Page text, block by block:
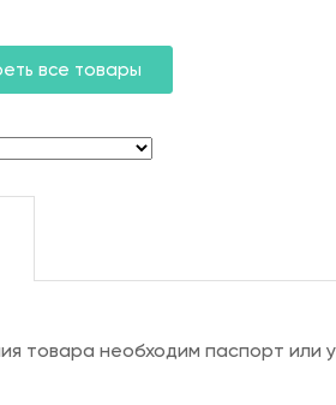
все товары
товара необходим паспорт или